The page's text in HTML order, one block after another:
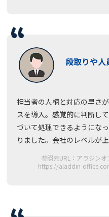
段取りや人
担当者の人柄と対応の早さ
スを導入。感覚的に判断し
づいて処理できるようにな
りました。会社のレベルが
参照元URL：アラジン
https://aladdin-